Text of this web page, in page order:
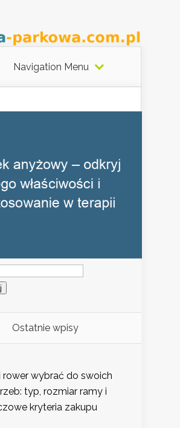
Navigation Menu
Ostatnie wpisy
rower wybrać do swoich
typ, rozmiar ramy i
kryteria zakupu